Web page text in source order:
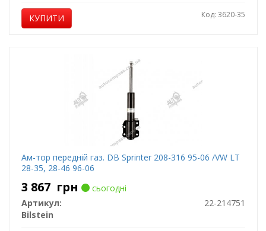
КУПИТИ Код: 3620-35
Ам-тор передній газ. DB Sprinter 208-316 95-06 /VW LT
28-35, 28-46 96-06
3 867 грн
сьогодні
Артикул:
22-214751
Bilstein